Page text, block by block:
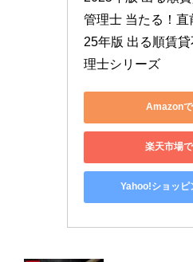
管理士 当たる！
25年版 出る順賃
理士シリーズ
Amazon
楽天市場
Yahoo!ショッピ